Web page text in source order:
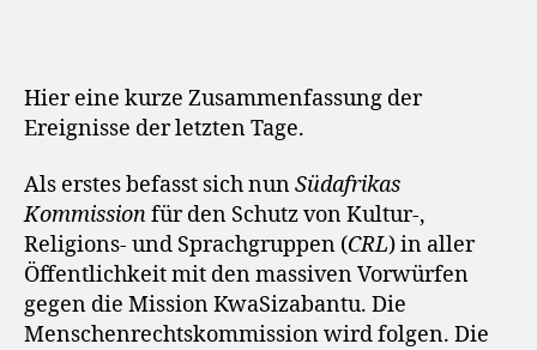
Hier eine kurze Zusammenfassung der
Ereignisse der letzten Tage.
Als erstes befasst sich nunSüdafrikas
Kommissionfür den Schutz von Kultur-,
Religions- und Sprachgruppen (CRL) in aller
Öffentlichkeit mit den massiven Vorwürfen
gegen die Mission KwaSizabantu. Die
Menschenrechtskommission wird folgen. Die